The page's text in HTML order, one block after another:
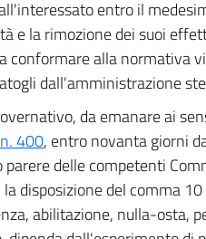
entro il
e la rimozione dei suoi
conformare alla normativa
dall'amministrazione
da emanare ai
400, entro novanta giorni
parere delle competenti
disposizione del comma
abilitazione, nulla-osta,